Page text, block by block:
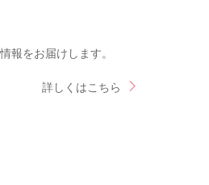
報をお届けします。
詳しくはこちら